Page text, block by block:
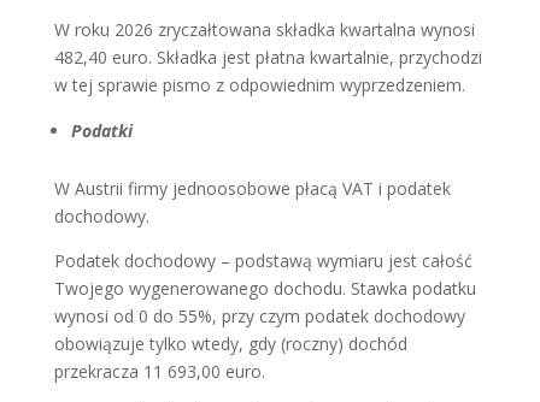
W roku 2026 zryczałtowana składka kwartalna wynosi
482,40 euro. Składka jest płatna kwartalnie, przychodzi
w tej sprawie pismo z odpowiednim wyprzedzeniem.
Podatki
W Austrii firmy jednoosobowe płacą VAT i podatek
dochodowy.
Podatek dochodowy – podstawą wymiaru jest całość
Twojego wygenerowanego dochodu. Stawka podatku
wynosi od 0 do 55%, przy czym podatek dochodowy
obowiązuje tylko wtedy, gdy (roczny) dochód
przekracza 11 693,00 euro.